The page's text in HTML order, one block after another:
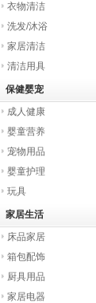
衣物清洁
洗发/沐浴
家居清洁
清洁用具
保健婴宠
成人健康
婴童营养
宠物用品
婴童护理
玩具
家居生活
床品家居
箱包配饰
厨具用品
家居电器